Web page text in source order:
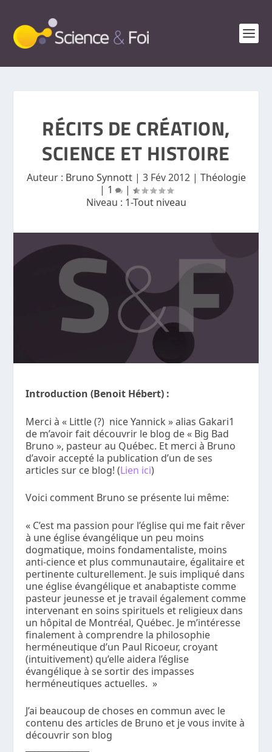
RÉCITS DE CRÉATION,
SCIENCE ET HISTOIRE
Auteur : Bruno Synnott| 3 Fév 2012| Théologie
| 1
|
Niveau : 1-Tout niveau
Introduction (Benoit Hébert) :
Merci à « Little (?) nice Yannick » alias Gakari1
de m’avoir fait découvrir le blog de « Big Bad
Bruno », pasteur au Québec. Et merci à Bruno
d’avoir accepté la publication d’un de ses
articles sur ce blog! (Lien ici)
Voici comment Bruno se présente lui même:
« C’est ma passion pour l’église qui me fait rêver
à une église évangélique un peu moins
dogmatique, moins fondamentaliste, moins
anti-cience et plus communautaire, égalitaire et
pertinente culturellement. Je suis impliqué dans
une église évangélique et anabaptiste comme
pasteur jeunesse et je travail également comme
intervenant en soins spirituels et religieux dans
un hôpital de Montréal, Québec. Je m’intéresse
finalement à comprendre la philosophie
herméneutique d’un Paul Ricoeur, croyant
(intuitivement) qu’elle aidera l’église
évangélique à se sortir des impasses
herméneutiques actuelles. »
J’ai beaucoup de choses en commun avec le
contenu des articles de Bruno et je vous invite à
découvrir son blog